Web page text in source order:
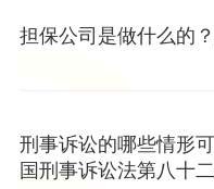
担保公司是做什么的
刑事诉讼的哪些情形
国刑事诉讼法第八十